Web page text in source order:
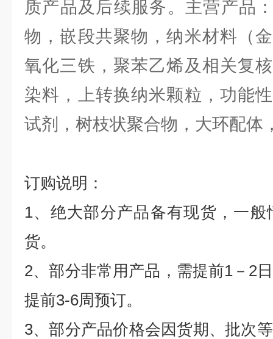
质产品及后续服务。主营产品
物，嵌段共聚物，纳米材料（
氧化三铁，聚苯乙烯及相关复
染料，上转换纳米颗粒，功能
试剂，树枝状聚合物，大环配体
订购说明：
1、绝大部分产品备有现货，一
货。
2、部分非常用产品，需提前1 － 2
提前3-6周预订。
3、部分产品价格会因货期、批次